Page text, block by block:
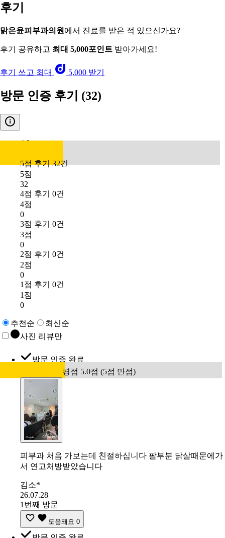
후기
맑은윤피부과의원 에서 진료를 받은 적 있으신가요?
후기 공유하고 최대 5,000포인트 받아가세요!
후기 쓰고 최대 5,000 받기
방문 인증 후기 (32)
4.8
5점 후기 32건
5점
32
4점 후기 0건
4점
0
3점 후기 0건
3점
0
2점 후기 0건
2점
0
1점 후기 0건
1점
0
추천순
최신순
사진 리뷰만
방문 인증 완료
평점 5.0점 (5점 만점)
피부과 처음 가보는데 친절하십니다 팔부분 닭살때문에가
서 연고처방받았습니다
김소*
26.07.28
1번째 방문
도움돼요 0